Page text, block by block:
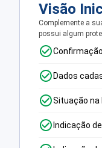
Visão
Complemente a
possui algum
Dados
Situação na
Indicação